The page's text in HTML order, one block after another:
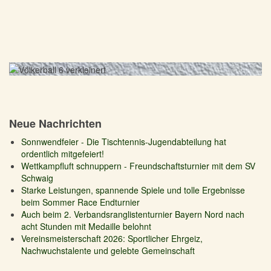
Neue Nachrichten
Sonnwendfeier - Die Tischtennis-Jugendabteilung hat
ordentlich mitgefeiert!
Wettkampfluft schnuppern - Freundschaftsturnier mit dem SV
Schwaig
Starke Leistungen, spannende Spiele und tolle Ergebnisse
beim Sommer Race Endturnier
Auch beim 2. Verbandsranglistenturnier Bayern Nord nach
acht Stunden mit Medaille belohnt
Vereinsmeisterschaft 2026: Sportlicher Ehrgeiz,
Nachwuchstalente und gelebte Gemeinschaft